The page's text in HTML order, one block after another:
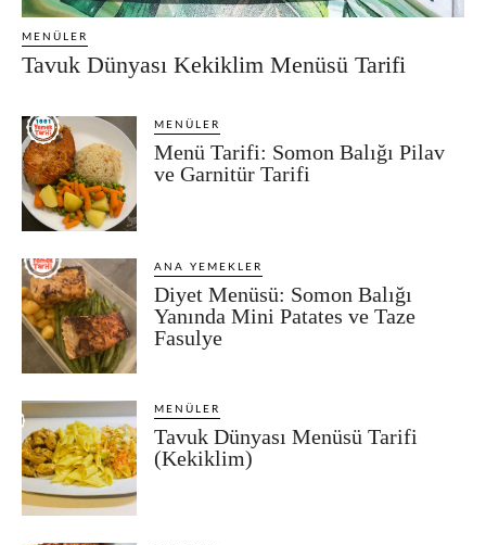
MENÜLER
Tavuk Dünyası Kekiklim Menüsü Tarifi
MENÜLER
Menü Tarifi: Somon Balığı Pilav
ve Garnitür Tarifi
ANA YEMEKLER
Diyet Menüsü: Somon Balığı
Yanında Mini Patates ve Taze
Fasulye
MENÜLER
Tavuk Dünyası Menüsü Tarifi
(Kekiklim)